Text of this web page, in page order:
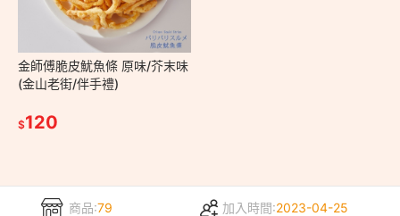
金師傅脆皮魷魚條 原味/芥末味
(金山老街/伴手禮)
$120
商品:79 加入時間:2023-04-25